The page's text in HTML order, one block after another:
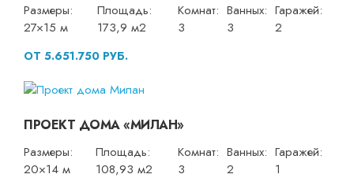
Размеры:
27×15 м
Площадь:
173,9 м2
Комнат:
3
Ванных:
3
Гаражей:
2
ОТ 5.651.750 РУБ.
ПРОЕКТ ДОМА «МИЛАН»
Размеры:
20×14 м
Площадь:
108,93 м2
Комнат:
3
Ванных:
2
Гаражей:
1